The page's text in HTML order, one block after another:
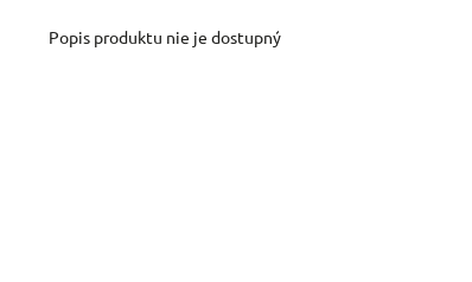
Popis produktu nie je dostupný